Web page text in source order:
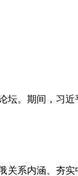
。期间，习
关系内涵、夯